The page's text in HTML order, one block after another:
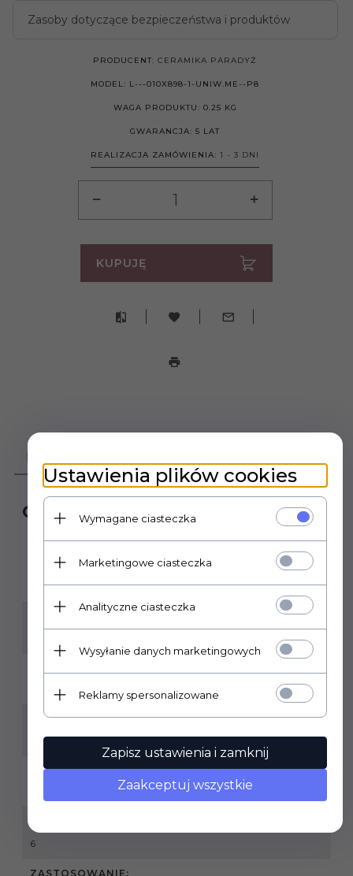
Zasoby dotyczące bezpieczeństwa i produktów
PRODUCENT:CERAMIKA PARADYŻ
MODEL: L---010X898-1-UNIW.ME--P8
WAGA PRODUKTU: 0.25 KG
GWARANCJA:5 LAT
REALIZACJA ZAMÓWIENIA:1 - 3 DNI
KUPUJĘ
DANE TECHNICZNE
Opis produktu
PARADYŻ UNIWERSALNA LISTWA METALOWA POLER
1X89,8
KLASA ŚCIERALNOŚCI:
NIE DOTYCZY
MROZOODPORNOŚĆ:
6
ZASTOSOWANIE:
Ustawienia plików cookies
Wymagane ciasteczka
Marketingowe ciasteczka
Analityczne ciasteczka
Wysyłanie danych marketingowych
Reklamy spersonalizowane
Zapisz ustawienia i zamknij
Zaakceptuj wszystkie